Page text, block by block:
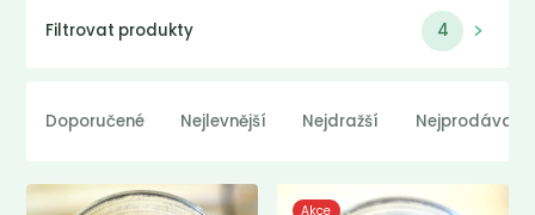
Filtrovat produkty 4
Doporučené Nejlevnější Nejdražší
Akce